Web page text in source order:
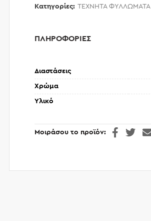
Κατηγορίες: ΤΕΧΝΗΤΑ ΦΥΛΛΩΜΑΤΑ
ΠΛΗΡΟΦΟΡΙΕΣ
Διαστάσεις
Χρώμα
Υλικό
Μοιράσου το προϊόν